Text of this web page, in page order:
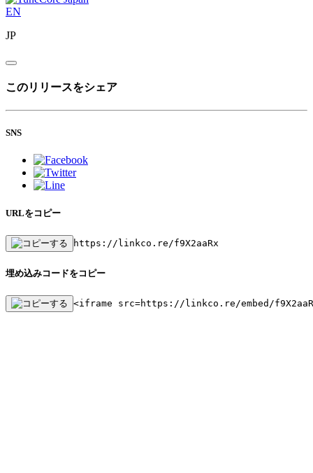
EN
JP
このリリースをシェア
SNS
URLをコピー
https://linkco.re/f9X2aaRx
埋め込みコードをコピー
<iframe src=https://linkco.re/embed/